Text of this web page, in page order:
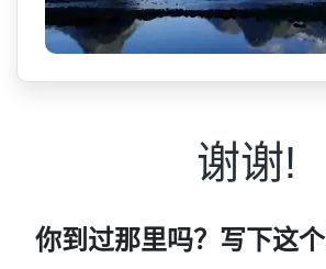
谢谢!
你到过那里吗？写下这